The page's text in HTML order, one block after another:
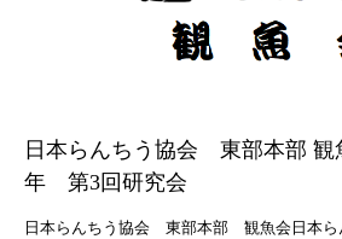
日本らんちう協会 東部本部
年 第3回研究会
日本らんちう協会 東部本部 観魚会日本